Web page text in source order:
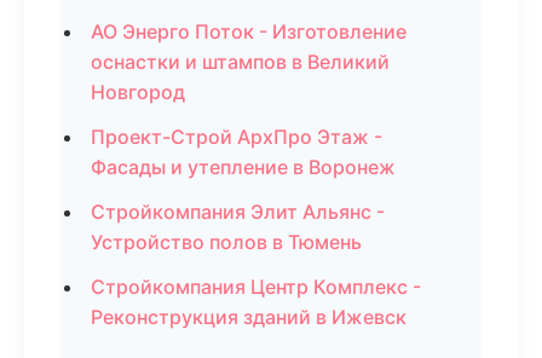
АО Энерго Поток - Изготовление
оснастки и штампов в Великий
Новгород
Проект-Строй АрхПро Этаж -
Фасады и утепление в Воронеж
Стройкомпания Элит Альянс -
Устройство полов в Тюмень
Стройкомпания Центр Комплекс -
Реконструкция зданий в Ижевск